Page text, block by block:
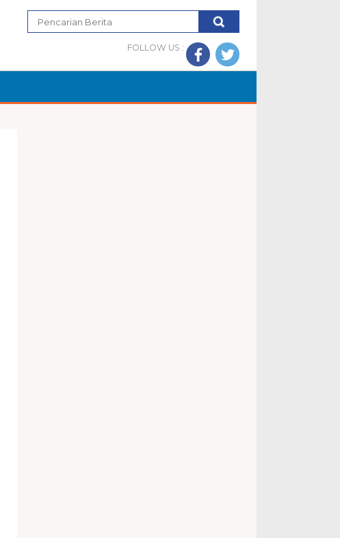
FOLLOW US :